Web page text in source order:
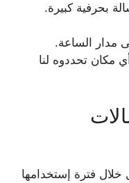
بحرفية كبيرة.
مدار الساعة.
مكان تحددوه لنا
خلال فترة إستخدامها